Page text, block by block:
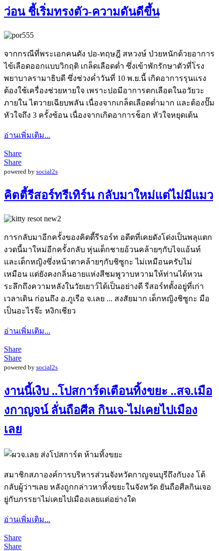
ว่อน ชี้เริ่มทรงตัว-ความดันดีขึ้น
จากกรณีที่พระเอกคนดัง ปอ-ทฤษฎี สหวงษ์ ป่วยหนักด้วยอาการ
ไข้เลือดออกแบบวิกฤติ เกล็ดเลือดต่ำ ซึ่งเข้าพักรักษาตัวที่โรง
พยาบาลรามาธิบดี ซึ่งช่วงค่ำวันที่ 10 พ.ย.นี้ เกิดอาการรุนแรง
ต้องใช้เครื่องช่วยหายใจ เพราะปอมีอาการตกเลือดในอวัยวะ
ภายใน ไตวายเฉียบพลัน เนื่องจากเกล็ดเลือดต่ำมาก และต้องปั๊ม
หัวใจถึง 3 ครั้งซ้อน เนื่องจากเกิดอาการช็อก หัวใจหยุดเต้น
อ่านเพิ่มเติม...
Share
Share
powered by social2s
คิตตี้รีสอร์ทรีเทิร์น กลับมาใหม่แต่ไม่มีแมว
การกลับมาอีกครั้งของคิตตี้รีรอร์ท อดีตที่เคยดังโด่งเป็นพลุแตก
งวดนี้มาใหม่อีกครั้งกลับ หุ่นเด็กชายอ้วนคล้ายๆกับไจแอ้นท์
และเด็กหญิงซึ่งหน้าตาคล้ายๆกับชิซูกะ ไม่เหมือนครับไม่
เหมือน แต่ยังคงกลิ่นอายแห่งสีชมพูวาบหวามให้ท่านได้หวน
ระลึกถึงความหลังในวัยเยาว์ได้เป็นอย่างดี รีสอร์ทตั้งอยู่ที่เก่า
เวลาเดิน ก่อนถึง อ.ภูเรือ จ.เลย ... สงสัยมาก เด็กหญิงชิซูกะ มือ
เป็นอะไรจ๊ะ หงิกเชียว
อ่านเพิ่มเติม...
Share
Share
powered by social2s
งานนี้เงิบ ..โปสการ์ดเตือนทิ้งขยะ ..สจ.เมือ
งกาญจน์ ลั่นถือศีล กินเจ-ไม่เคยไปเมือง
เลย
สมาชิกสภาองค์การบริหารส่วนจังหวัดกาญจนบุรีถึงกับงง โต้
กลับผู้ว่าฯเลย หลังถูกกล่าวหาทิ้งขยะในจังหวัด ยันถือศีลกินเจอ
ยู่กับภรรยาไม่เคยไปเมืองเลยแต่อย่างใด
อ่านเพิ่มเติม...
Share
Share